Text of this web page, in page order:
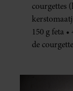
courgettes
150 g feta
de